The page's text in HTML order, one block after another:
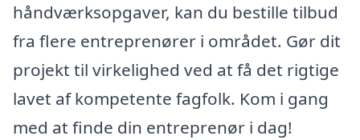
håndværksopgaver, kan du bestille tilbud
fra flere entreprenører i området. Gør dit
projekt til virkelighed ved at få det rigtige
lavet af kompetente fagfolk. Kom i gang
med at finde din entreprenør i dag!